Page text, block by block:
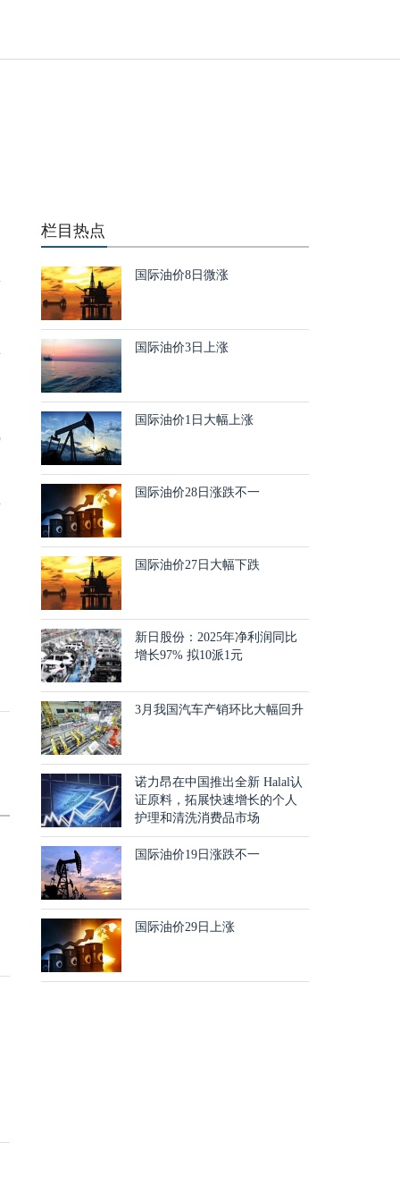
栏目热点
国际油价8日微涨
国际油价3日上涨
国际油价1日大幅上涨
国际油价28日涨跌不一
国际油价27日大幅下跌
新日股份：2025年净利润同比
增长97% 拟10派1元
3月我国汽车产销环比大幅回升
诺力昂在中国推出全新 Halal认
证原料，拓展快速增长的个人
护理和清洗消费品市场
国际油价19日涨跌不一
国际油价29日上涨